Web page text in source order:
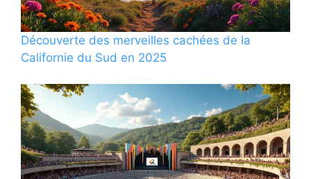
Découverte des merveilles cachées de la
Californie du Sud en 2025